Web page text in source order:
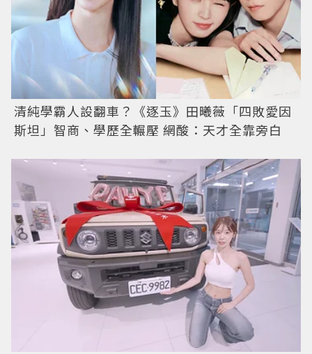
清純學霸人設翻車？《逐玉》田曦薇「四敗愛因
斯坦」智商、學歷全輾壓 網酸：天才全靠旁白